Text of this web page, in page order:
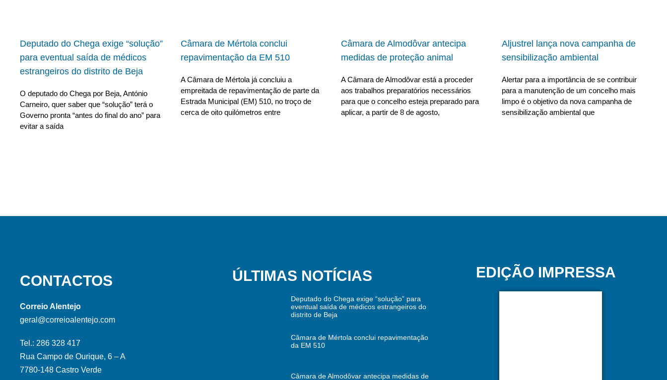
Deputado do Chega exige “solução”
para eventual saída de médicos
estrangeiros do distrito de Beja
O deputado do Chega por Beja, António
Carneiro, quer saber que “solução” terá o
Governo pronta “antes do final do ano” para
evitar a saída
Câmara de Mértola conclui
repavimentação da EM 510
A Câmara de Mértola já concluiu a
empreitada de repavimentação de parte da
Estrada Municipal (EM) 510, no troço de
cerca de oito quilómetros entre
Câmara de Almodôvar antecipa
medidas de proteção animal
A Câmara de Almodôvar está a proceder
aos trabalhos preparatórios necessários
para que o concelho esteja preparado para
aplicar, a partir de 8 de agosto,
Aljustrel lança nova campanha de
sensibilização ambiental
Alertar para a importância de se contribuir
para a manutenção de um concelho mais
limpo é o objetivo da nova campanha de
sensibilização ambiental que
CONTACTOS
Correio Alentejo
geral@correioalentejo.com
Tel.: 286 328 417
Rua Campo de Ourique, 6 – A
7780-148 Castro Verde
ÚLTIMAS NOTÍCIAS
Deputado do Chega exige “solução” para
eventual saída de médicos estrangeiros do
distrito de Beja
Câmara de Mértola conclui repavimentação
da EM 510
Câmara de Almodôvar antecipa medidas de
EDIÇÃO IMPRESSA